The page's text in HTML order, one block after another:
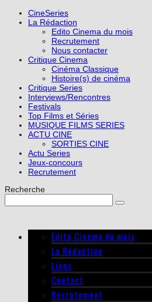
CineSeries
La Rédaction
Edito Cinema du mois
Recrutement
Nous contacter
Critique Cinema
Cinéma Classique
Histoire(s) de cinéma
Critique Series
Interviews/Rencontres
Festivals
Top Films et Séries
MUSIQUE FILMS SERIES
ACTU CINE
SORTIES CINE
Actu Series
Jeux-concours
Recrutement
Recherche
Edito Cinema du mois
La Rédaction
Liens
Contact
Recrutement